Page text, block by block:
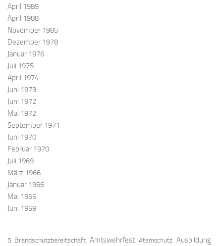
April 1989
April 1988
November 1985
Dezember 1978
Januar 1976
Juli 1975
April 1974
Juni 1973
Juni 1972
Mai 1972
September 1971
Juni 1970
Februar 1970
Juli 1969
März 1966
Januar 1966
Mai 1965
Juni 1959
5. Brandschutzbereitschaft Amtswehrfest Atemschutz Ausbildung